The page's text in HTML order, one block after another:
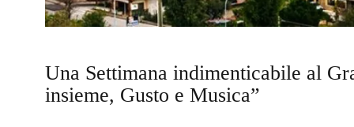
Una Settimana indimenticabile al
insieme, Gusto e Musica”